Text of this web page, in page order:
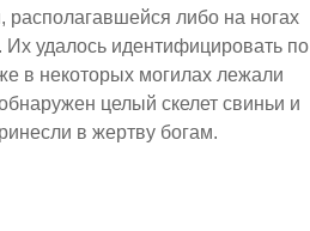
располагавшейся либо на ногах
удалось идентифицировать по
в некоторых могилах лежали
целый скелет свиньи и
в жертву богам.